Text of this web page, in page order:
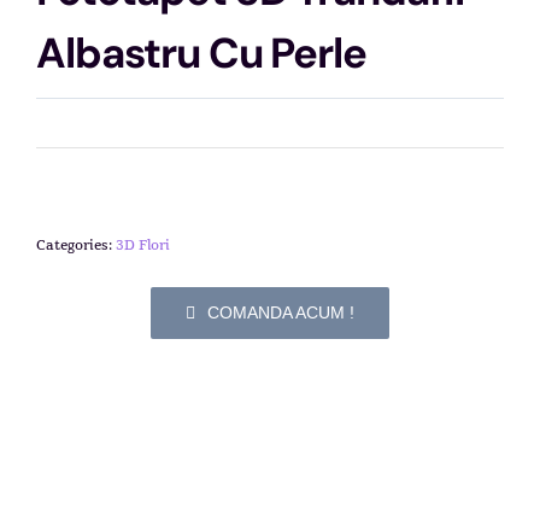
Albastru Cu Perle
Categories:3D Flori
COMANDA ACUM !